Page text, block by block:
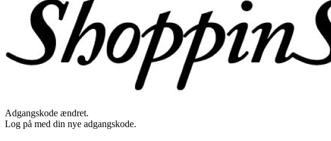
Adgangskode ændret.
Log på med din nye adgangskode.